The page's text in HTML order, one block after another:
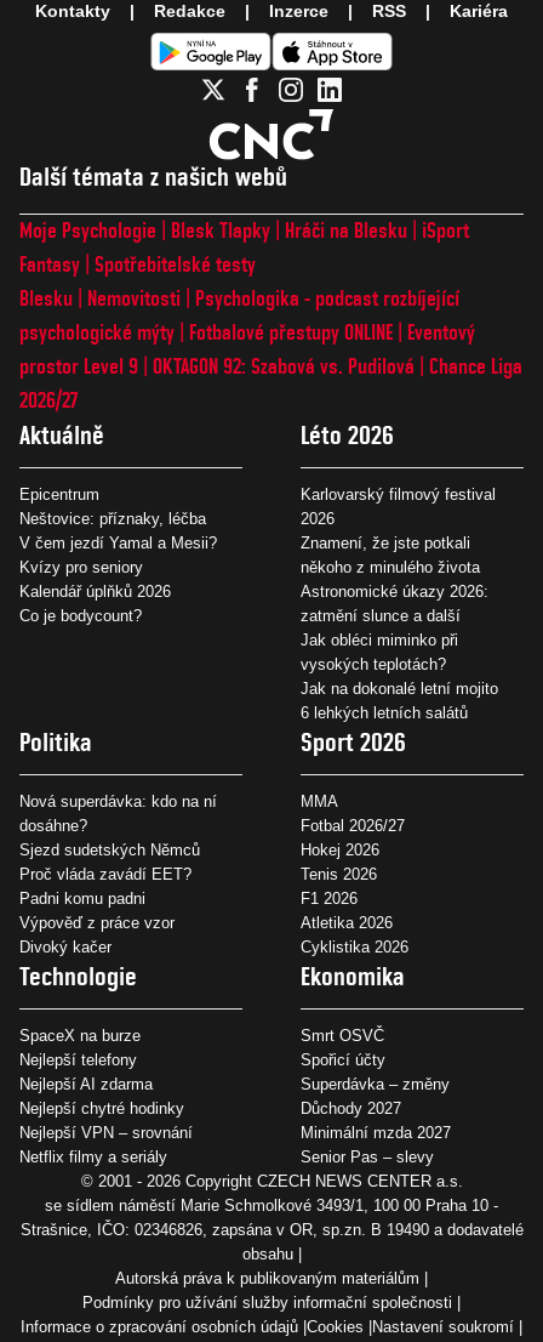
Další témata z našich webů
Moje Psychologie Blesk Tlapky Hráči na Blesku
iSport
Fantasy Spotřebitelské testy
Blesku
Nemovitosti
Psychologika - podcast rozbíjející
psychologické mýty
Fotbalové přestupy ONLINE
Eventový
prostor Level 9 OKTAGON 92: Szabová vs. Pudilová
Chance Liga
2026/27
Aktuálně
Epicentrum
Neštovice: příznaky, léčba
V čem jezdí Yamal a Mesii?
Kvízy pro seniory
Kalendář úplňků 2026
Co je bodycount?
Léto 2026
Karlovarský filmový festival
2026
Znamení, že jste potkali
někoho z minulého života
Astronomické úkazy 2026:
zatmění slunce a další
Jak obléci miminko při
vysokých teplotách?
Jak na dokonalé letní mojito
6 lehkých letních salátů
Politika
Nová superdávka: kdo na ní
dosáhne?
Sjezd sudetských Němců
Proč vláda zavádí EET?
Padni komu padni
Výpověď z práce vzor
Divoký kačer
Sport 2026
MMA
Fotbal 2026/27
Hokej 2026
Tenis 2026
F1 2026
Atletika 2026
Cyklistika 2026
Technologie
SpaceX na burze
Nejlepší telefony
Nejlepší AI zdarma
Nejlepší chytré hodinky
Nejlepší VPN – srovnání
Netflix filmy a seriály
Ekonomika
Smrt OSVČ
Spořicí účty
Superdávka – změny
Důchody 2027
Minimální mzda 2027
Senior Pas – slevy
Kontakty Redakce Inzerce RSS Kariéra
© 2001 - 2026 Copyright CZECH NEWS CENTER a.s.
se sídlem náměstí Marie Schmolkové 3493/1, 100 00 Praha 10 -
Strašnice, IČO: 02346826, zapsána v OR, sp.zn. B 19490 a dodavatelé
obsahu
Autorská práva k publikovaným materiálům
Podmínky pro užívání služby informační společnosti
Informace o zpracování osobních údajů Cookies Nastavení soukromí